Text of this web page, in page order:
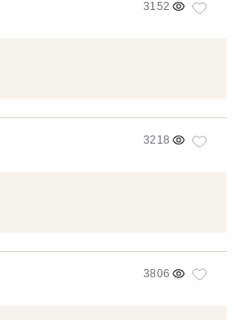
3152
3218
3806